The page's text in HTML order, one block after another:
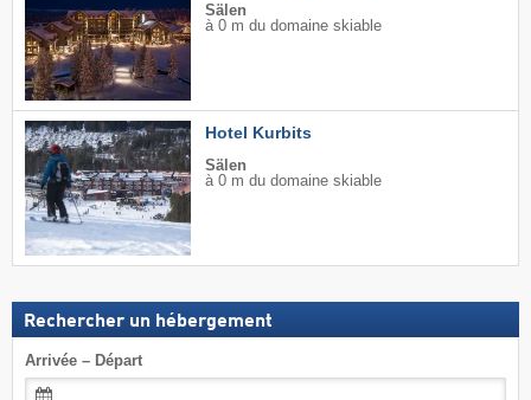
Sälen
à 0 m du domaine skiable
Hotel Kurbits
Sälen
à 0 m du domaine skiable
Rechercher un hébergement
Arrivée – Départ